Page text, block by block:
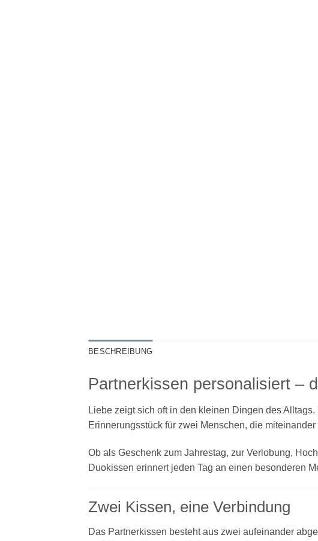
BESCHREIBUNG
Partnerkissen personalisiert –
Liebe zeigt sich oft in den kleinen Dingen des
Erinnerungsstück für zwei Menschen, die
Ob als Geschenk zum Jahrestag, zur Verlobung,
Duokissen erinnert jeden Tag an einen besonderen
Zwei Kissen, eine Verbindung
Das Partnerkissen besteht aus zwei aufeinander